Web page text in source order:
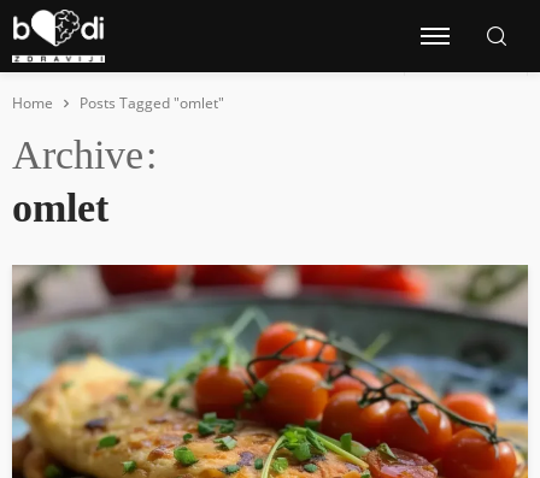
Home Posts Tagged "omlet"
Archive
omlet